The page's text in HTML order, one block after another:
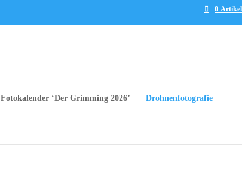
0-Artikel
Fotokalender ‘Der Grimming 2026’ Drohnenfotografie